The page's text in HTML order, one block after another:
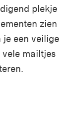
plekje
zien
een veilige
mailtjes